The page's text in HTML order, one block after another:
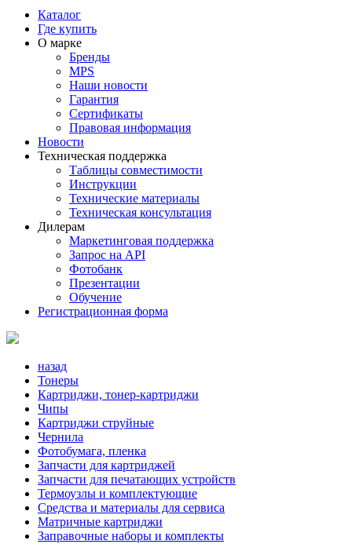
Каталог
Где купить
О марке
Бренды
MPS
Наши новости
Гарантия
Сертификаты
Правовая информация
Новости
Техническая поддержка
Таблицы совместимости
Инструкции
Технические материалы
Техническая консультация
Дилерам
Маркетинговая поддержка
Запрос на API
Фотобанк
Презентации
Обучение
Регистрационная форма
назад
Тонеры
Картриджи, тонер-картриджи
Чипы
Картриджи струйные
Чернила
Фотобумага, пленка
Запчасти для картриджей
Запчасти для печатающих устройств
Термоузлы и комплектующие
Средства и материалы для сервиса
Матричные картриджи
Заправочные наборы и комплекты